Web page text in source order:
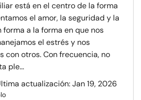
está en el centro de la forma
el amor, la seguridad y la
forma a la forma en que nos
el estrés y nos
con otros. Con frecuencia, no
ple...
actualización: Jan 19, 2026